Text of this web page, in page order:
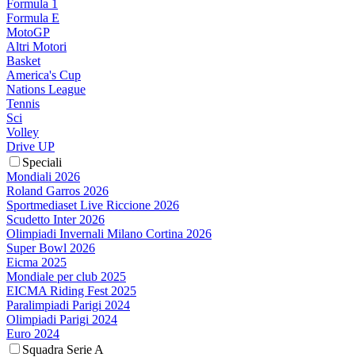
Formula 1
Formula E
MotoGP
Altri Motori
Basket
America's Cup
Nations League
Tennis
Sci
Volley
Drive UP
Speciali
Mondiali 2026
Roland Garros 2026
Sportmediaset Live Riccione 2026
Scudetto Inter 2026
Olimpiadi Invernali Milano Cortina 2026
Super Bowl 2026
Eicma 2025
Mondiale per club 2025
EICMA Riding Fest 2025
Paralimpiadi Parigi 2024
Olimpiadi Parigi 2024
Euro 2024
Squadra Serie A